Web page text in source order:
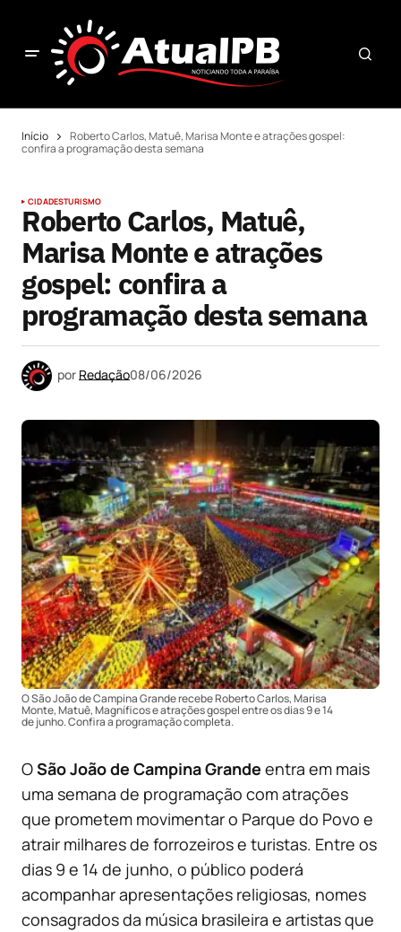
Início
Roberto Carlos, Matuê, Marisa Monte e atrações gospel:
confira a programação desta semana
CIDADESTURISMO
Roberto Carlos, Matuê,
Marisa Monte e atrações
gospel: confira a
programação desta semana
por Redação08/06/2026
O São João de Campina Grande recebe Roberto Carlos, Marisa
Monte, Matuê, Magníficos e atrações gospel entre os dias 9 e 14
de junho. Confira a programação completa.
OSão João de Campina Grande entra em mais
uma semana de programação com atrações
que prometem movimentar o Parque do Povo e
atrair milhares de forrozeiros e turistas. Entre os
dias 9 e 14 de junho, o público poderá
acompanhar apresentações religiosas, nomes
consagrados da música brasileira e artistas que